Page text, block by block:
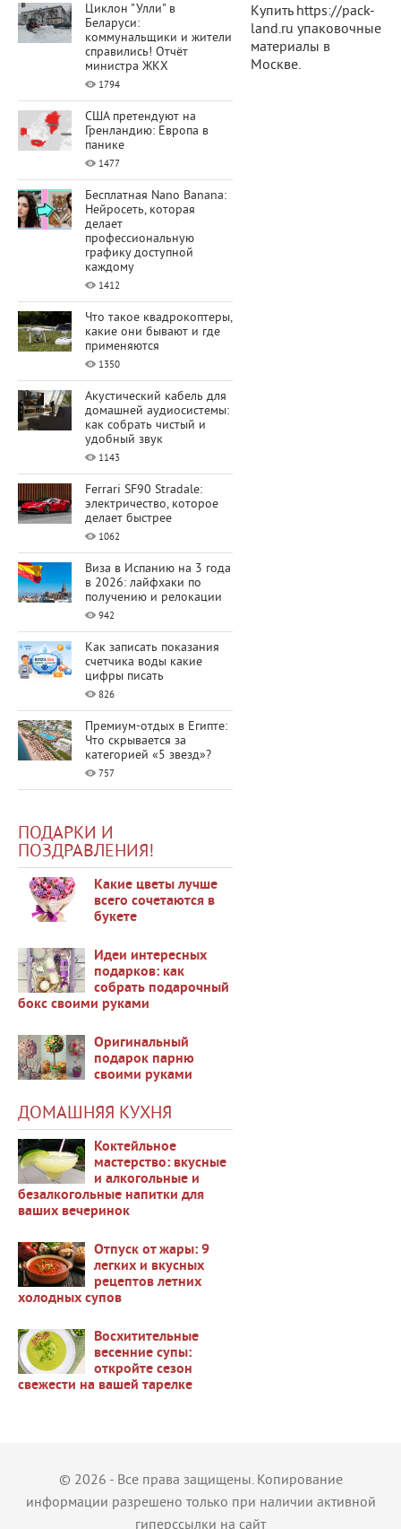
Циклон "Улли" в
Беларуси:
коммунальщики и жители
справились! Отчёт
министра ЖКХ
1794
США претендуют на
Гренландию: Европа в
панике
1477
Бесплатная Nano Banana:
Нейросеть, которая
делает
профессиональную
графику доступной
каждому
1412
Что такое квадрокоптеры,
какие они бывают и где
применяются
1350
Акустический кабель для
домашней аудиосистемы:
как собрать чистый и
удобный звук
1143
Ferrari SF90 Stradale:
электричество, которое
делает быстрее
1062
Виза в Испанию на 3 года
в 2026: лайфхаки по
получению и релокации
942
Как записать показания
счетчика воды какие
цифры писать
826
Премиум-отдых в Египте:
Что скрывается за
категорией «5 звезд»?
757
ПОДАРКИ И
ПОЗДРАВЛЕНИЯ!
Какие цветы лучше
всего сочетаются в
букете
48125
Идеи интересных
подарков: как
собрать подарочный
бокс своими руками
Оригинальный
подарок парню
своими руками
ДОМАШНЯЯ КУХНЯ
38693
Коктейльное
мастерство: вкусные
и алкогольные и
безалкогольные напитки для
ваших вечеринок
37466
Отпуск от жары: 9
легких и вкусных
рецептов летних
холодных супов
36428
Восхитительные
весенние супы:
откройте сезон
свежести на вашей тарелке
Купить https://pack-
land.ru упаковочные
материалы в
Москве.
© 2026 - Все права защищены. Копирование
информации разрешено только при наличии активной
гиперссылки на сайт